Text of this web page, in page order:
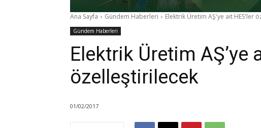
Ana Sayfa Gündem Haberleri Elektrik Üretim AŞ'ye ait HES'ler
Gündem Haberleri
Elektrik Üretim AŞ’ye
özelleştirilecek
01/02/2017